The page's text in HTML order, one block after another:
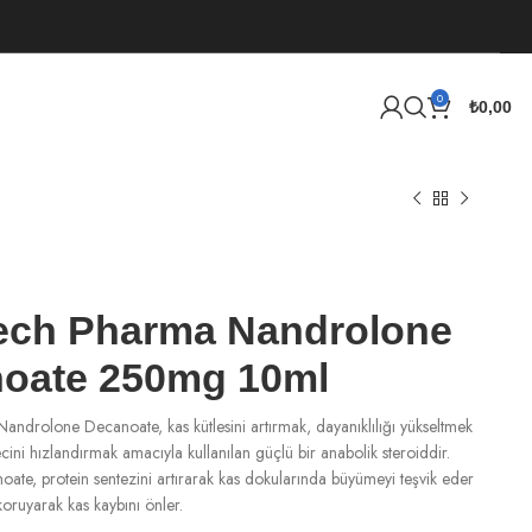
0 ₺0,00
Pharma Nandrolone
250mg 10ml
Decanoate, kas kütlesini artırmak, dayanıklılığı yükseltmek
hızlandırmak amacıyla kullanılan güçlü bir anabolik steroiddir.
protein sentezini artırarak kas dokularında büyümeyi teşvik eder
kas kaybını önler.